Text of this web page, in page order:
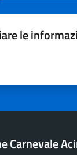
le
Carnevale